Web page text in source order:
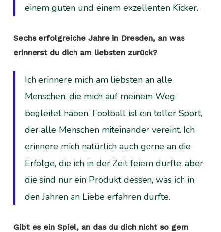
einem guten und einem exzellenten Kicker.
Sechs erfolgreiche Jahre in Dresden, an was
erinnerst du dich am liebsten zurück?
Ich erinnere mich am liebsten an alle
Menschen, die mich auf meinem Weg
begleitet haben. Football ist ein toller Sport,
der alle Menschen miteinander vereint. Ich
erinnere mich natürlich auch gerne an die
Erfolge, die ich in der Zeit feiern durfte, aber
die sind nur ein Produkt dessen, was ich in
den Jahren an Liebe erfahren durfte.
Gibt es ein Spiel, an das du dich nicht so gern